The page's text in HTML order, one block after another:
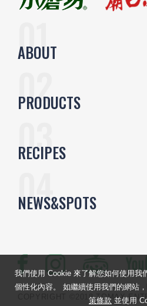
ABOUT
PRODUCTS
RECIPES
NEWS&SPOTS
COPYRIGHT ©2018 TOMAX
我們使用 Cookie 來了解您如何使用我
個性化內容。 如繼續使用我們的網站
策條款 並使用